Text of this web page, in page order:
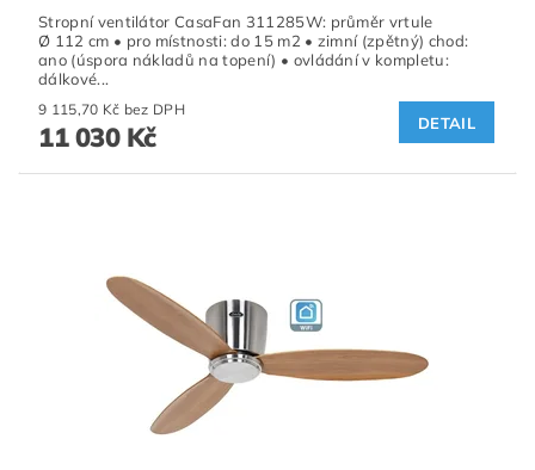
Stropní ventilátor CasaFan 311285W: průměr vrtule
Ø 112 cm • pro místnosti: do 15 m2 • zimní (zpětný) chod:
ano (úspora nákladů na topení) • ovládání v kompletu:
dálkové...
9 115,70 Kč bez DPH
11 030 Kč DETAIL